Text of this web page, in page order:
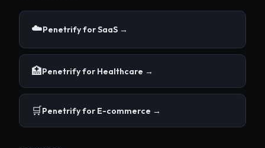
☁️Penetrify forSaaS →
🏥Penetrify for Healthcare →
🛒Penetrify for E-commerce →